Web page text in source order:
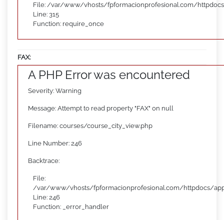
File: /var/www/vhosts/fpformacionprofesional.com/
Line: 315
Function: require_once
FAX:
A PHP Error was encountered
Severity: Warning
Message: Attempt to read property "FAX" on null
Filename: courses/course_city_view.php
Line Number: 246
Backtrace:
File:
/var/www/vhosts/fpformacionprofesional.com/httpdocs/
Line: 246
Function: _error_handler